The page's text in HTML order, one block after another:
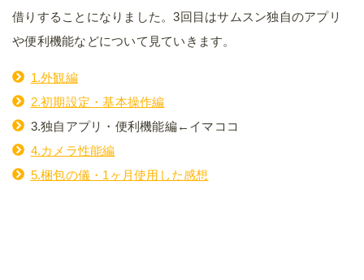
借りすることになりました。3回目はサムスン独自のアプリ
や便利機能などについて見ていきます。
1.外観編
2.初期設定・基本操作編
3.独自アプリ・便利機能編←イマココ
4.カメラ性能編
5.梱包の儀・1ヶ月使用した感想